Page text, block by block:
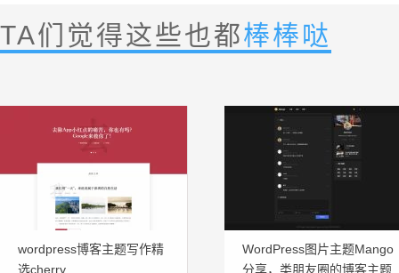
TA们觉得这些也都棒棒哒
wordpress博客主题写作精
选cherry
WordPress图片主题Mango
分享，类朋友圈的博客主题